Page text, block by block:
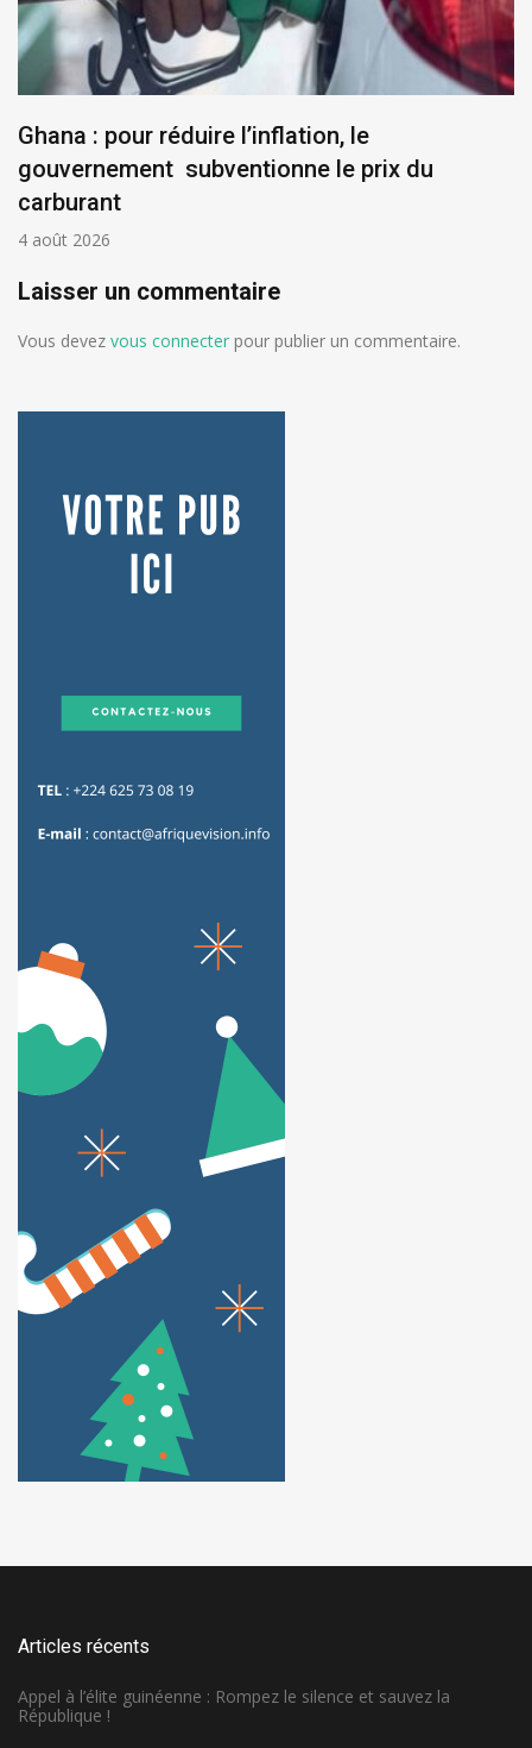
Ghana : pour réduire l’inflation, le
gouvernement subventionne le prix du
carburant
4 août 2026
Laisser un commentaire
Vous devez vous connecter pour publier un commentaire.
Articles récents
Appel à l’élite guinéenne : Rompez le silence et sauvez la
République !